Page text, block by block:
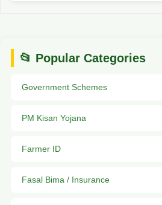
📂 Popular Categories
Government Schemes
PM Kisan Yojana
Farmer ID
Fasal Bima / Insurance